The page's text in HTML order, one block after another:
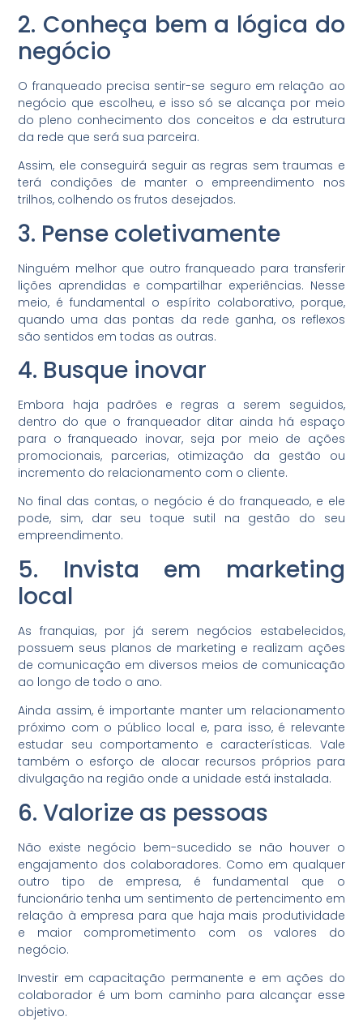
2. Conheça bem a lógica do
negócio
O franqueado precisa sentir-se seguro em relação ao
negócio que escolheu, e isso só se alcança por meio
do pleno conhecimento dos conceitos e da estrutura
da rede que será sua parceira.
Assim, ele conseguirá seguir as regras sem traumas e
terá condições de manter o empreendimento nos
trilhos, colhendo os frutos desejados.
3. Pense coletivamente
Ninguém melhor que outro franqueado para transferir
lições aprendidas e compartilhar experiências. Nesse
meio, é fundamental o espírito colaborativo, porque,
quando uma das pontas da rede ganha, os reflexos
são sentidos em todas as outras.
4. Busque inovar
Embora haja padrões e regras a serem seguidos,
dentro do que o franqueador ditar ainda há espaço
para o franqueado inovar, seja por meio de ações
promocionais, parcerias, otimização da gestão ou
incremento do relacionamento com o cliente.
No final das contas, o negócio é do franqueado, e ele
pode, sim, dar seu toque sutil na gestão do seu
empreendimento.
5. Invista em marketing
local
As franquias, por já serem negócios estabelecidos,
possuem seus planos de marketing e realizam ações
de comunicação em diversos meios de comunicação
ao longo de todo o ano.
Ainda assim, é importante manter um relacionamento
próximo com o público local e, para isso, é relevante
estudar seu comportamento e características. Vale
também o esforço de alocar recursos próprios para
divulgação na região onde a unidade está instalada.
6. Valorize as pessoas
Não existe negócio bem-sucedido se não houver o
engajamento dos colaboradores. Como em qualquer
outro tipo de empresa, é fundamental que o
funcionário tenha um sentimento de pertencimento em
relação à empresa para que haja mais produtividade
e maior comprometimento com os valores do
negócio.
Investir em capacitação permanente e em ações do
colaborador é um bom caminho para alcançar esse
objetivo.